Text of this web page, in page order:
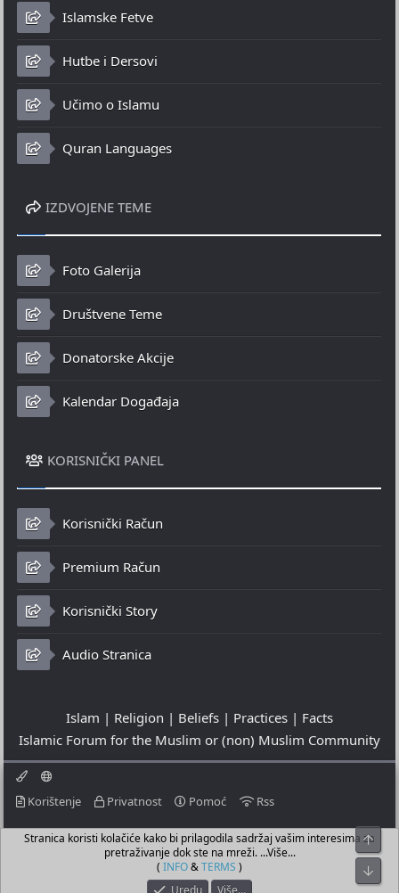
Islamske Fetve
Hutbe i Dersovi
Učimo o Islamu
Quran Languages
IZDVOJENE TEME
Foto Galerija
Društvene Teme
Donatorske Akcije
Kalendar Događaja
KORISNIČKI PANEL
Korisnički Račun
Premium Račun
Korisnički Story
Audio Stranica
Islam | Religion | Beliefs | Practices | Facts
Islamic Forum for the Muslim or (non) Muslim Community
Korištenje Privatnost Pomoć Rss
© 2023 - 09-08-2026
© Islamic Community Platform ®
Stranica koristi kolačiće kako bi prilagodila sadržaj vašim interesima za
pretraživanje dok ste na mreži. ...Više...
( INFO&TERMS )
Uredu
Više…
Top